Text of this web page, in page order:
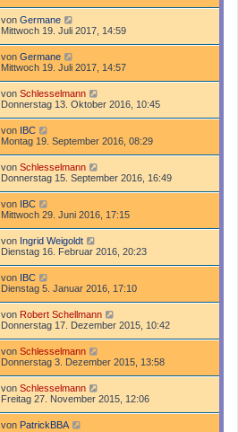
von Germane
Mittwoch 19. Juli 2017, 14:59
von Germane
Mittwoch 19. Juli 2017, 14:57
von Schlesselmann
Donnerstag 13. Oktober 2016, 10:45
von IBC
Montag 19. September 2016, 08:29
von Schlesselmann
Donnerstag 15. September 2016, 16:49
von IBC
Mittwoch 29. Juni 2016, 17:15
von Ingrid Weigoldt
Dienstag 16. Februar 2016, 20:23
von IBC
Dienstag 5. Januar 2016, 17:10
von Robert Schellmann
Donnerstag 17. Dezember 2015, 10:42
von Schlesselmann
Donnerstag 3. Dezember 2015, 13:58
von Schlesselmann
Freitag 27. November 2015, 12:06
von PatrickBBA